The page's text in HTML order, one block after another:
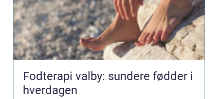
Fodterapi valby: sundere fødder i
hverdagen